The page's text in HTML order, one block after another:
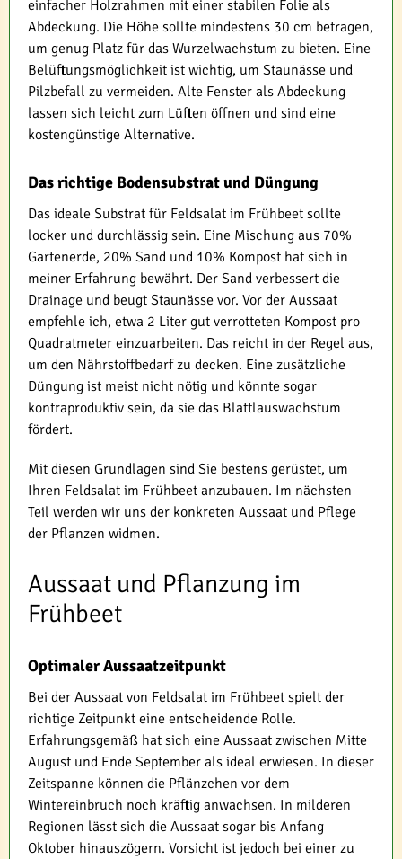
einfacher Holzrahmen mit einer stabilen Folie als
Abdeckung. Die Höhe sollte mindestens 30 cm betragen,
um genug Platz für das Wurzelwachstum zu bieten. Eine
Belüftungsmöglichkeit ist wichtig, um Staunässe und
Pilzbefall zu vermeiden. Alte Fenster als Abdeckung
lassen sich leicht zum Lüften öffnen und sind eine
kostengünstige Alternative.
Das richtige Bodensubstrat und Düngung
Das ideale Substrat für Feldsalat im Frühbeet sollte
locker und durchlässig sein. Eine Mischung aus 70%
Gartenerde, 20% Sand und 10% Kompost hat sich in
meiner Erfahrung bewährt. Der Sand verbessert die
Drainage und beugt Staunässe vor. Vor der Aussaat
empfehle ich, etwa 2 Liter gut verrotteten Kompost pro
Quadratmeter einzuarbeiten. Das reicht in der Regel aus,
um den Nährstoffbedarf zu decken. Eine zusätzliche
Düngung ist meist nicht nötig und könnte sogar
kontraproduktiv sein, da sie das Blattlauswachstum
fördert.
Mit diesen Grundlagen sind Sie bestens gerüstet, um
Ihren Feldsalat im Frühbeet anzubauen. Im nächsten
Teil werden wir uns der konkreten Aussaat und Pflege
der Pflanzen widmen.
Aussaat und Pflanzung im
Frühbeet
Optimaler Aussaatzeitpunkt
Bei der Aussaat von Feldsalat im Frühbeet spielt der
richtige Zeitpunkt eine entscheidende Rolle.
Erfahrungsgemäß hat sich eine Aussaat zwischen Mitte
August und Ende September als ideal erwiesen. In dieser
Zeitspanne können die Pflänzchen vor dem
Wintereinbruch noch kräftig anwachsen. In milderen
Regionen lässt sich die Aussaat sogar bis Anfang
Oktober hinauszögern. Vorsicht ist jedoch bei einer zu